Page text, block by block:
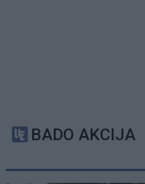
BADO AKCIJA